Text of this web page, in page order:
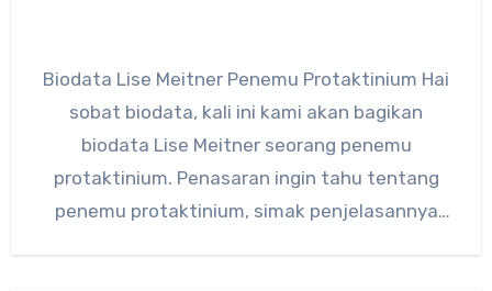
Biodata Lise Meitner Penemu Protaktinium Hai
sobat biodata, kali ini kami akan bagikan
biodata Lise Meitner seorang penemu
protaktinium. Penasaran ingin tahu tentang
penemu protaktinium, simak penjelasannya